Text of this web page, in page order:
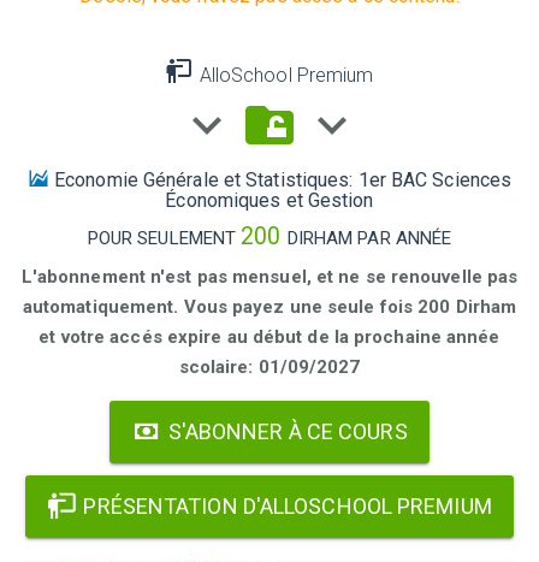
AlloSchool Premium
Economie Générale et Statistiques: 1er BAC Sciences
Économiques et Gestion
POUR SEULEMENT 200 DIRHAM PAR ANNÉE
L'abonnement n'est pas mensuel, et ne se renouvelle pas
automatiquement. Vous payez une seule fois 200 Dirham
et votre accés expire au début de la prochaine année
scolaire: 01/09/2027
S'ABONNER À CE COURS
PRÉSENTATION D'ALLOSCHOOL PREMIUM